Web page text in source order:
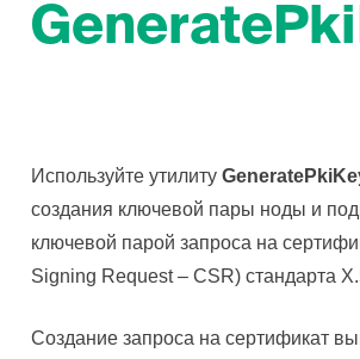
Используйте утилиту
создания ключевой пары ноды и
ключевой парой запроса на
Signing Request – CSR) стандарта
Создание запроса на сертификат